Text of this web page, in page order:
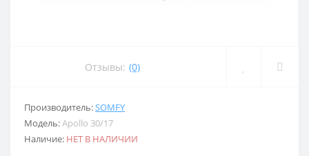
Отзывы: (0)
Производитель:SOMFY
Модель:Apollo 30/17
Наличие: НЕТ В НАЛИЧИИ